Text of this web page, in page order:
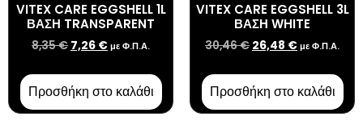
VITEX CARE EGGSHELL 1L
ΒΑΣΗ TRANSPARENT
8,35€ 7,26 €με Φ.Π.Α.
Προσθήκη στο καλάθι
VITEX CARE EGGSHELL 3L
ΒΑΣΗ WHITE
30,46€ 26,48 €με Φ.Π.Α.
Προσθήκη στο καλάθι